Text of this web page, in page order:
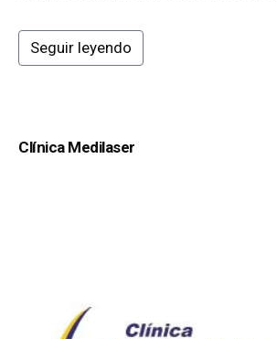
Seguir leyendo
Clínica Medilaser